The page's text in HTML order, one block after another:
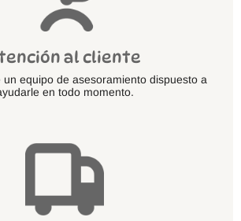
al cliente
un equipo de asesoramiento dispuesto a
en todo momento.